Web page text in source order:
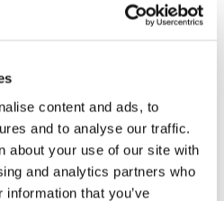
content and ads, to
and to analyse our traffic.
about your use of our site with
and analytics partners who
that you’ve
da anni nella transizione
gli obiettivi europei è però
sia accompagnata da misure
sistema industriale. Servono
e tecnologica, in grado di
il processo di
transizione sarà davvero efficace
produzione, occupazione e